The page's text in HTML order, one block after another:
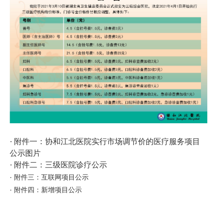
· 附件一：协和江北医院实行市场调节价的医疗服务项目
公示图片
· 附件二：三级医院诊疗公示
· 附件三：互联网项目公示
· 附件四：新增项目公示